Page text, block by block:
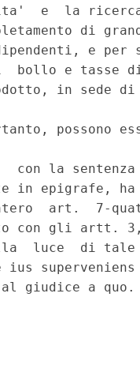
e  la
di
e per
e tasse di
in sede di
possono
con la
in epigrafe,
art.  7-
con gli artt.
luce  di
superveniens